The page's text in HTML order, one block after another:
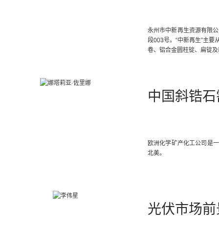
永州市中新再生资源有限
段003号。“中新再生”主要
卷、铝合金圆柱锭、扁锭
中国斜锆
欧洲化学矿产化工公司是
北美。
光伏市场